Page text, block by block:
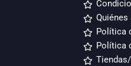
Quiénes
Política
Política